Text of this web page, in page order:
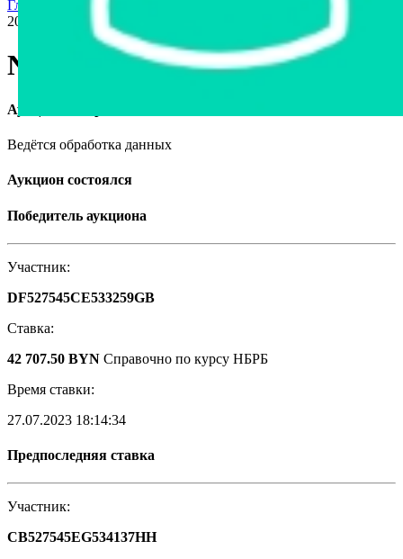
Главная страница
2016
Nissan Qashqai, 2016
Аукцион завершён
Ведётся обработка данных
Аукцион состоялся
Победитель аукциона
Участник:
DF527545CE533259GB
Ставка:
42 707.50 BYN Справочно по курсу НБРБ
Время ставки:
27.07.2023 18:14:34
Предпоследняя ставка
Участник:
CB527545EG534137HH